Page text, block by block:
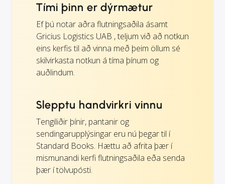
Tími þinn er dýrmætur
Ef þú notar aðra flutningsaðila ásamt
Gricius Logistics UAB , teljum við að notkun
eins kerfis til að vinna með þeim öllum sé
skilvirkasta notkun á tíma þínum og
auðlindum.
Slepptu handvirkri vinnu
Tengiliðir þínir, pantanir og
sendingarupplýsingar eru nú þegar til í
Standard Books. Hættu að afrita þær í
mismunandi kerfi flutningsaðila eða senda
þær í tölvupósti.